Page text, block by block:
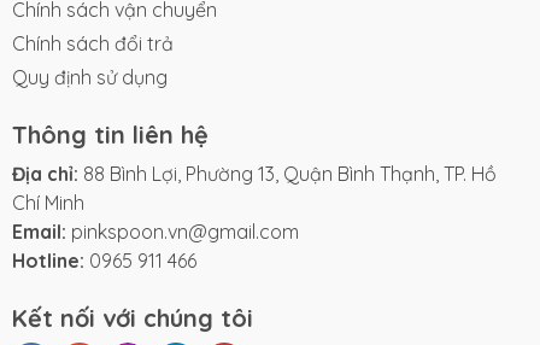
Chính sách vận chuyển
Chính sách đổi trả
Quy định sử dụng
Thông tin liên hệ
Địa chỉ: 88 Bình Lợi, Phường 13, Quận Bình Thạnh, TP. Hồ
Chí Minh
Email: pinkspoon.vn@gmail.com
Hotline: 0965 911 466
Kết nối với chúng tôi